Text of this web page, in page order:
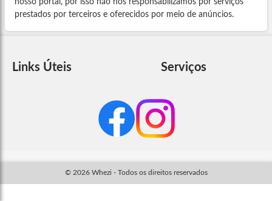
prestados por terceiros e oferecidos por meio de anúncios.
Links Úteis Serviços
© 2026 Whezi - Todos os direitos reservados